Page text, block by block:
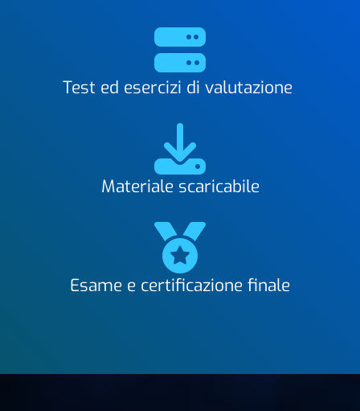
Test ed esercizi di valutazione
Materiale scaricabile
Esame e certificazione finale